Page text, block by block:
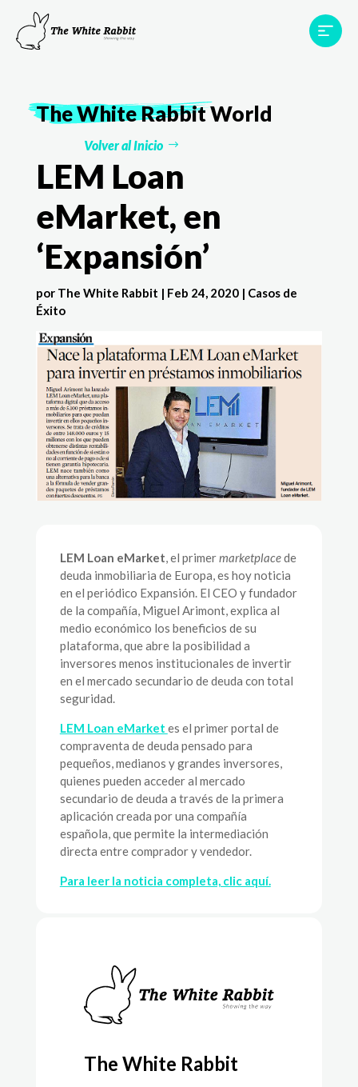
Proyectos
Testimonios
TWR World
The White RabbitWorld
Volver al Inicio
LEM Loan
eMarket, en
‘Expansión’
por The White Rabbit | Feb 24, 2020| Casos de
Éxito
LEM Loan eMarket, el primermarketplacede
deuda inmobiliaria de Europa, es hoy noticia
en el periódico Expansión. El CEO y fundador
de la compañía, Miguel Arimont, explica al
medio económico los beneficios de su
plataforma, que abre la posibilidad a
inversores menos institucionales de invertir
en el mercado secundario de deuda con total
seguridad.
LEM Loan eMarket es el primer portal de
compraventa de deuda pensado para
pequeños, medianos y grandes inversores,
quienes pueden acceder al mercado
secundario de deuda a través de la primera
aplicación creada por una compañía
española, que permite la intermediación
directa entre comprador y vendedor.
Para leer la noticia completa, clic aquí.
The White Rabbit